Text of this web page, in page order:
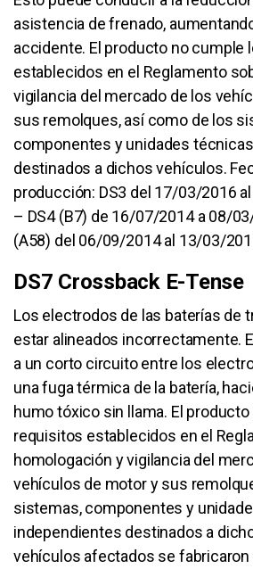
asistencia de frenado,
accidente. El producto no cumple
establecidos en el Reglamento
vigilancia del mercado de los
sus remolques, así como de los
componentes y unidades
destinados a dichos vehículos.
producción: DS3 del 17/03/2016
– DS4 (B7) de 16/07/2014 a 08/
(A58) del 06/09/2014 al 13/03/
DS7 Crossback E-Tense
Los electrodos de las baterías de
estar alineados incorrectamente.
a un corto circuito entre los
una fuga térmica de la batería,
humo tóxico sin llama. El
requisitos establecidos en el
homologación y vigilancia del
vehículos de motor y sus
sistemas, componentes y
independientes destinados a
vehículos afectados se fabricaron